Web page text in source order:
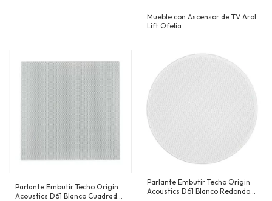
Mueble con Ascensor de TV Arol
Lift Ofelia
Parlante Embutir Techo Origin
Acoustics D61 Blanco Cuadrado
Parlante Embutir Techo Origin
Acoustics D61 Blanco Redondo